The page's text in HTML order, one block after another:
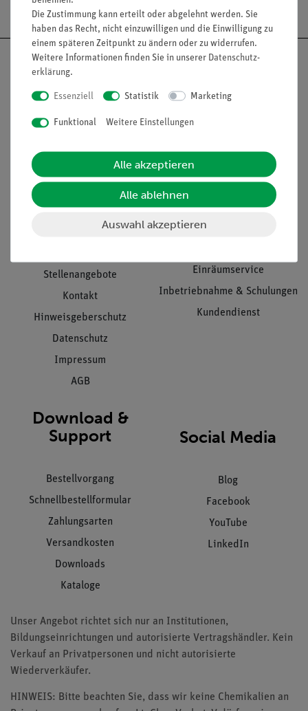
Nach oben
Informationen
Unternehmen
Projekte und Lösungen
Stellenangebote
Kontakt
Hinweisgeberschutz
Datenschutz
Impressum
AGB
Übersicht Service
Beratung & Showroom
Einräumservice
Inbetriebnahme & Schulungen
Kundendienst
Download &
Support
Bestellvorgang
Schnellbestellformular
Zahlungsarten
Versandkosten
Downloads
Kataloge
Social Media
Blog
Facebook
YouTube
LinkedIn
Unser Angebot richtet sich nur an Institutionen,
Bildungseinrichtungen und autorisierte Vertragshändler. Kein
Verkauf an Privatpersonen und nicht autorisierte
Wiederverkäufer.
HINWEIS: Bitte beachten Sie, dass wir keine Chemikalien an
Die Zustimmung kann erteilt oder abgelehnt werden. Sie
haben das Recht, nicht einzuwilligen und die Einwilligung zu
einem späteren Zeitpunkt zu ändern oder zu widerrufen.
Weitere Informationen finden Sie in unserer Daten­schutz­
erklärung.
Essenziell Statistik Marketing
Funktional Weitere Einstellungen
Alle akzeptieren
Alle ablehnen
Auswahl akzeptieren